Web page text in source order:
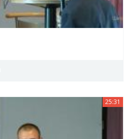
25:31